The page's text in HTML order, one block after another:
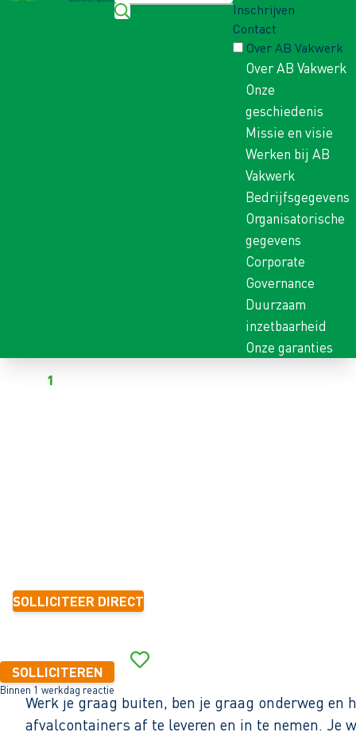
Inschrijven
Contact
Over AB Vakwerk
Over AB Vakwerk
Onze
geschiedenis
Missie en visie
Werken bij AB
Vakwerk
Bedrijfsgegevens
Organisatorische
gegevens
Corporate
Governance
Duurzaam
inzetbaarheid
Onze garanties
1
SOLLICITEER DIRECT
SOLLICITEREN
Binnen 1 werkdag reactie
Werk je graag buiten, ben je graag onderweg
afvalcontainers af te leveren en in te nemen.